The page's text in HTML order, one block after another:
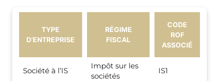
TYPE
D’ENTREPRISE
RÉGIME
FISCAL
CODE
ROF
ASSOCIÉ
Société à l’IS
Impôt sur les
sociétés
IS1